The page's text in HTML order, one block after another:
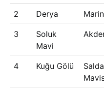
2 Derya
3
Soluk
Mavi
4 Kuğu Gölü
Salda